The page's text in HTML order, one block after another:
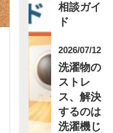
相談ガイ
ド
2026/07/12
洗濯物の
ストレ
ス、解決
するのは
洗濯機じ